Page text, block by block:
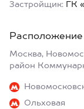
Застройщик: ГК
Расположение
Москва,
район
Ольховая